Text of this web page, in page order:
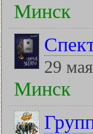
Минск
29
Минск